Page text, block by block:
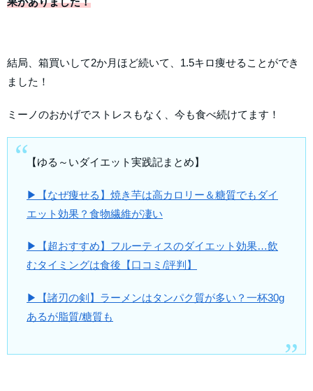
結局、箱買いして2か月ほど続いて、1.5キロ痩せることができ
ました！
ミーノのおかげでストレスもなく、今も食べ続けてます！
【ゆる～いダイエット実践記まとめ】
▶【なぜ痩せる】焼き芋は高カロリー＆糖質でもダイ
エット効果？食物繊維が凄い
▶【超おすすめ】フルーティスのダイエット効果…飲
むタイミングは食後【口コミ/評判】
▶【諸刃の剣】ラーメンはタンパク質が多い？一杯30g
あるが脂質/糖質も